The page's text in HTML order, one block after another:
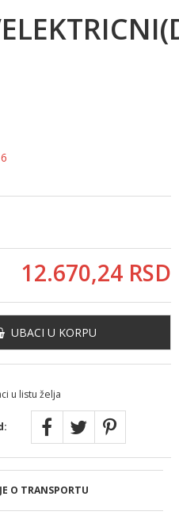
12.670,24 RSD
UBACI U KORPU
u listu želja
O TRANSPORTU